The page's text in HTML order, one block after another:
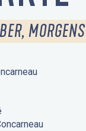
MORGENS